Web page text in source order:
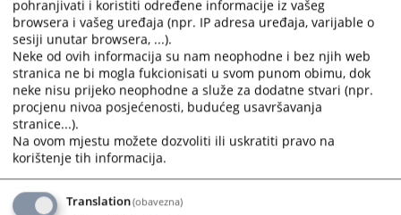
select
a
date.
Press
the
question
mark
key
get
select
date.
Press
the
question
mark
pohranjivati i koristiti određene informacije iz vašeg
browsera i vašeg uređaja (npr. IP adresa uređaja, varijable o
sesiji unutar browsera, ...).
Neke od ovih informacija su nam neophodne i bez njih web
stranica ne bi mogla fukcionisati u svom punom obimu, dok
neke nisu prijeko neophodne a služe za dodatne stvari (npr.
procjenu nivoa posjećenosti, budućeg usavršavanja
stranice...).
Na ovom mjestu možete dozvoliti ili uskratiti pravo na
korištenje tih informacija.
Translation(obavezna)